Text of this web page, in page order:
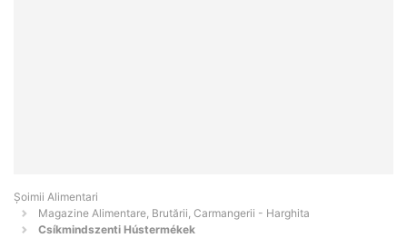
Şoimii Alimentari
Magazine Alimentare, Brutării, Carmangerii - Harghita
Csíkmindszenti Hústermékek